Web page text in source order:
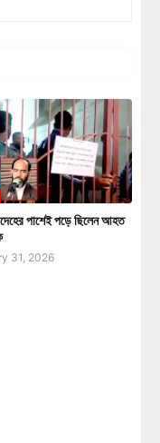
পাশেই পড়ে ছিলেন আহত
31, 2026